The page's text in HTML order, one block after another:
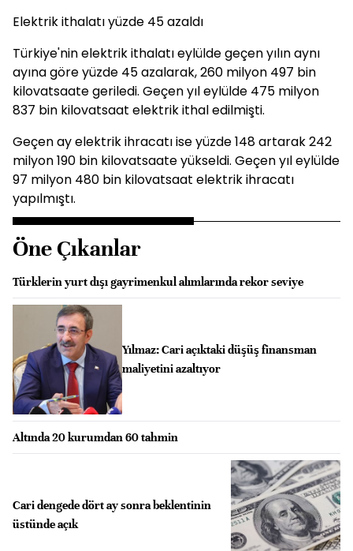
Elektrik ithalatı yüzde 45 azaldı
Türkiye'nin elektrik ithalatı eylülde geçen yılın aynı
ayına göre yüzde 45 azalarak, 260 milyon 497 bin
kilovatsaate geriledi. Geçen yıl eylülde 475 milyon
837 bin kilovatsaat elektrik ithal edilmişti.
Geçen ay elektrik ihracatı ise yüzde 148 artarak 242
milyon 190 bin kilovatsaate yükseldi. Geçen yıl eylülde
97 milyon 480 bin kilovatsaat elektrik ihracatı
yapılmıştı.
Öne Çıkanlar
Türklerin yurt dışı gayrimenkul alımlarında rekor seviye
Yılmaz: Cari açıktaki düşüş finansman
maliyetini azaltıyor
Altında 20 kurumdan 60 tahmin
Cari dengede dört ay sonra beklentinin
üstünde açık